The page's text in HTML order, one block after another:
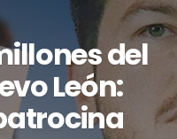
del
León: